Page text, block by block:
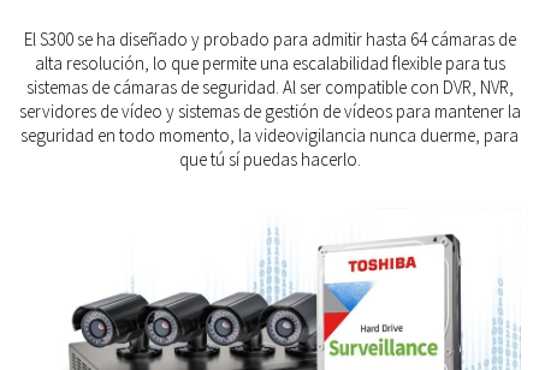
El S300 se ha diseñado y probado para admitir hasta 64 cámaras de
alta resolución, lo que permite una escalabilidad flexible para tus
sistemas de cámaras de seguridad. Al ser compatible con DVR, NVR,
servidores de vídeo y sistemas de gestión de vídeos para mantener la
seguridad en todo momento, la videovigilancia nunca duerme, para
que tú sí puedas hacerlo.